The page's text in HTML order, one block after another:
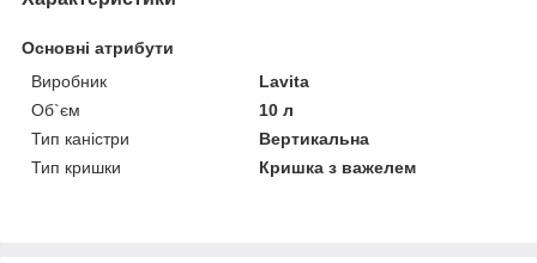
Основні атрибути
Виробник
Lavita
Об`єм
10 л
Тип каністри
Вертикальна
Тип кришки
Кришка з важелем